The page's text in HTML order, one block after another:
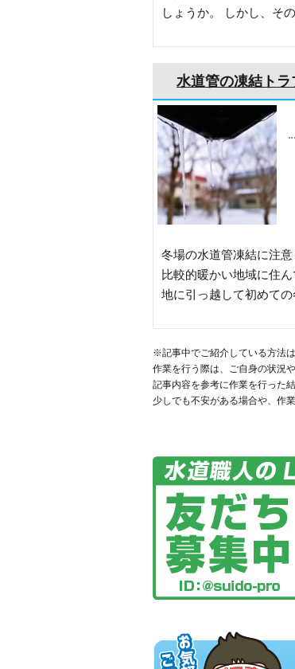
しょうか。 しかし、そ
水道管の凍結ト
冬場の水道管凍結に注
比較的暖かい地域に住
地に引っ越して初めて
※記事中でご紹介している方法
作業を行う際は、ご自身の状況
記事内容を参考に作業を行った
少しでも不安がある場合や、作